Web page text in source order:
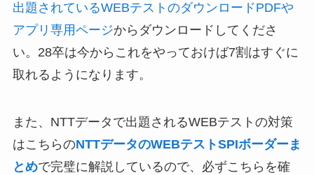
出題されているWEBテストのダウンロードPDFや
アプリ専用ページからダウンロードしてくださ
い。28卒は今からこれをやっておけば7割はすぐに
取れるようになります。
また、NTTデータで出題されるWEBテストの対策
はこちらのNTTデータのWEBテストSPIボーダーま
とめで完璧に解説しているので、必ずこちらを確